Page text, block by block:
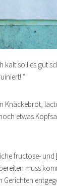
kalt soll es gut
“
Knäckebrot,
etwas
fructose- und
muss
Gerichten